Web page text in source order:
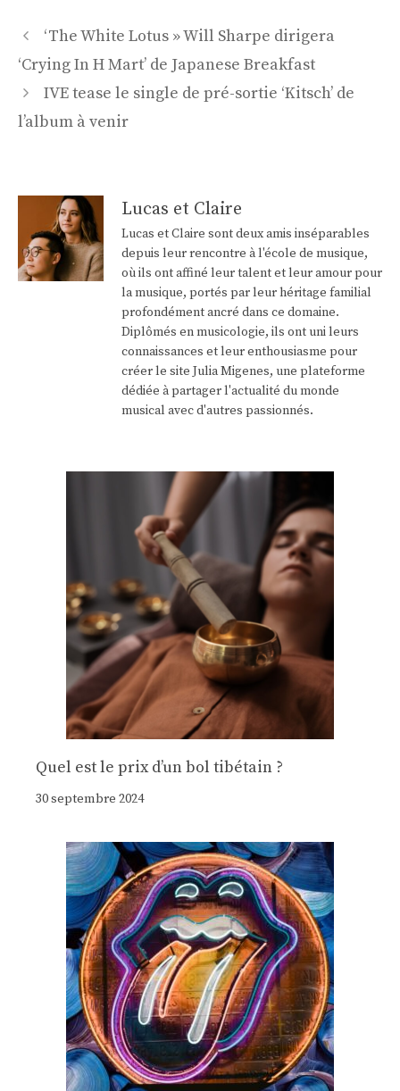
Navigation
des
‘The White Lotus » Will Sharpe dirigera
‘Crying In H Mart’ de Japanese Breakfast
IVE tease le single de pré-sortie ‘Kitsch’ de
l’album à venir
Lucas et Claire
Lucas et Claire sont deux amis inséparables
depuis leur rencontre à l'école de musique,
où ils ont affiné leur talent et leur amour pour
la musique, portés par leur héritage familial
profondément ancré dans ce domaine.
Diplômés en musicologie, ils ont uni leurs
connaissances et leur enthousiasme pour
créer le site Julia Migenes, une plateforme
dédiée à partager l'actualité du monde
musical avec d'autres passionnés.
Quel est le prix d’un bol tibétain ?
30 septembre 2024